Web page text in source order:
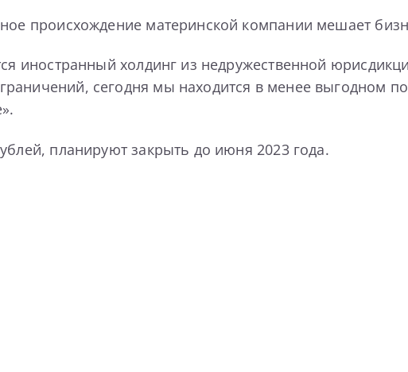
происхождение материнской компании мешает
иностранный холдинг из недружественной
сегодня мы находится в менее выгодном
планируют закрыть до июня 2023 года.